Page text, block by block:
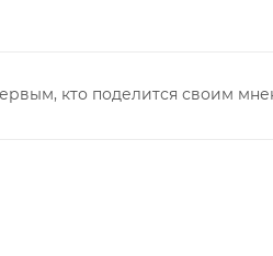
кто поделится своим